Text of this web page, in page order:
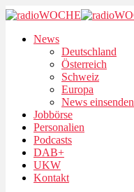
News
Deutschland
Österreich
Schweiz
Europa
News einsenden
Jobbörse
Personalien
Podcasts
DAB+
UKW
Kontakt